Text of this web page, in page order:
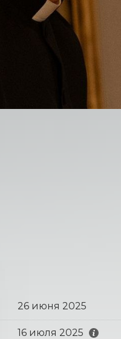
26 июня 2025
16 июля 2025